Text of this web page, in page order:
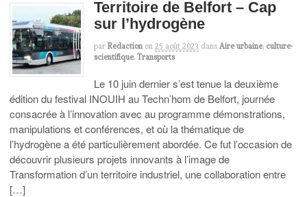
Territoire de Belfort – Cap
sur l’hydrogène
par Redaction on 25 août 2023 dans Aire urbaine, culture-
scientifique, Transports
Le 10 juin dernier s’est tenue la deuxième
édition du festival INOUIH au Techn’hom de Belfort, journée
consacrée à l’innovation avec au programme démonstrations,
manipulations et conférences, et où la thématique de
l’hydrogène a été particulièrement abordée. Ce fut l’occasion de
découvrir plusieurs projets innovants à l’image de
Transformation d’un territoire industriel, une collaboration entre
[…]